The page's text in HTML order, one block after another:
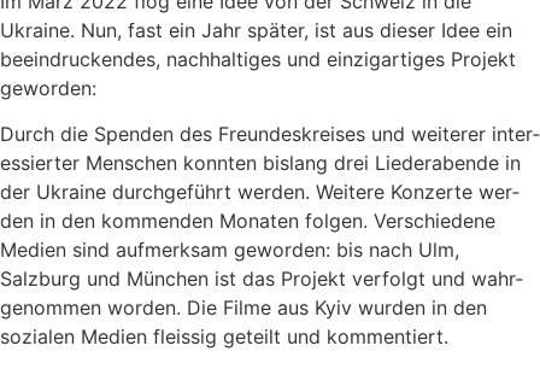
Ukraine. Nun, fast ein Jahr spä­ter, ist aus die­ser Idee ein
beein­dru­cken­des, nach­hal­ti­ges und ein­zig­ar­ti­ges Projekt
geworden:
Durch die Spenden des Freundeskreises und wei­te­rer inter­
es­sier­ter Menschen konn­ten bis­lang drei Liederabende in
der Ukraine durch­ge­führt wer­den. Weitere Konzerte wer­
den in den kom­men­den Monaten fol­gen. Verschiedene
Medien sind auf­merk­sam gewor­den: bis nach Ulm,
Salzburg und München ist das Projekt ver­folgt und wahr­
ge­nom­men wor­den. Die Filme aus Kyiv wur­den in den
sozia­len Medien fleis­sig geteilt und kommentiert.